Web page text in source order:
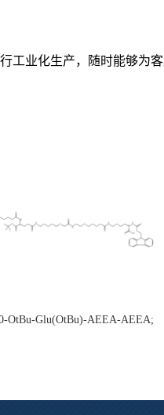
业化生产，随时能够为
OtBu-Glu(OtBu)-AEEA-AEEA;